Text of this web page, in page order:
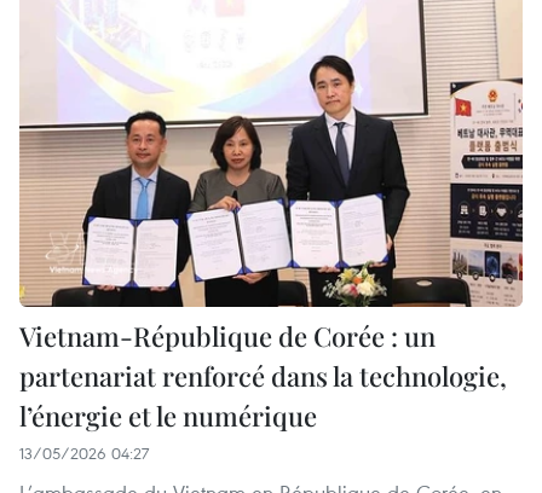
Vietnam-République de Corée : un
partenariat renforcé dans la technologie,
l’énergie et le numérique
13/05/2026 04:27